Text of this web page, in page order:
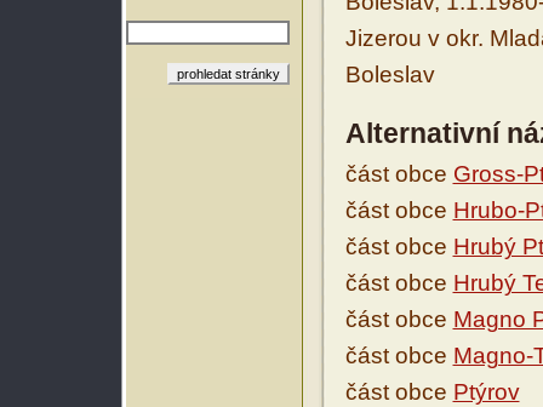
Jizerou v okr.
Boleslav
Alternativní
část obce Gross-
část obce Hrubo-
část obce Hrubý
část obce Hrubý
část obce Magno
část obce Magno-
část obce Ptýrov